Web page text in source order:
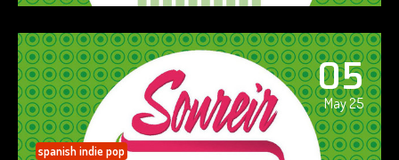
05
May 25
spanish indie pop